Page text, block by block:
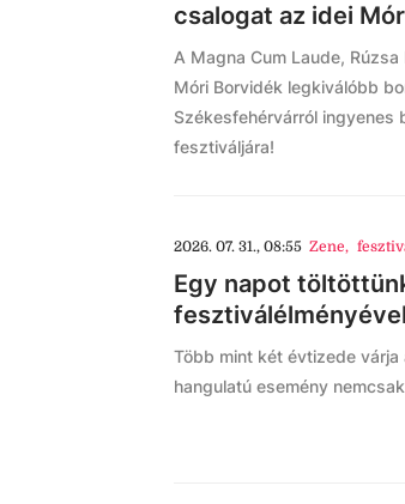
csalogat az idei
A Magna Cum Laude,
Móri Borvidék legkiválóbb
Székesfehérvárról ingyenes
fesztiváljára!
2026. 07. 31., 08:55 Zene,
Egy napot
Több mint két évtizede
hangulatú esemény